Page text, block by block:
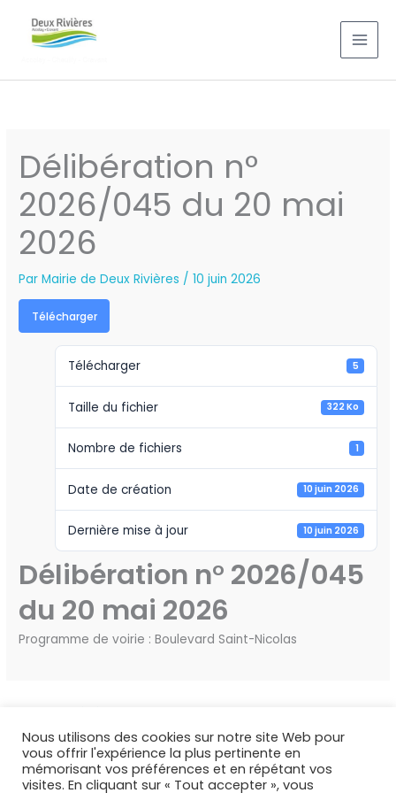
Délibération n°
2026/045 du 20 mai
2026
ParMairie de Deux Rivières /10 juin 2026
Télécharger
Télécharger 5
Taille du fichier 322 Ko
Nombre de fichiers 1
Date de création 10 juin 2026
Dernière mise à jour 10 juin 2026
Délibération n° 2026/045
du 20 mai 2026
Programme de voirie : Boulevard Saint-Nicolas
Nous utilisons des cookies sur notre site Web pour
vous offrir l'expérience la plus pertinente en
mémorisant vos préférences et en répétant vos
visites. En cliquant sur « Tout accepter », vous